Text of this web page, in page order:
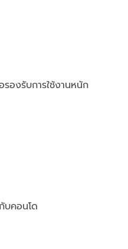
องรับการใช้งานหนัก
บคอนโด